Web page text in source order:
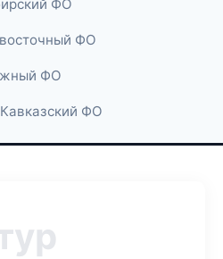
ФО
ФО
ФО
ФО